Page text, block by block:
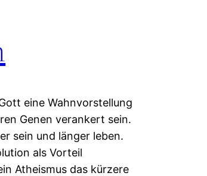
eine Wahnvorstellung
Genen verankert sein.
sein und länger leben.
als Vorteil
Atheismus das kürzere